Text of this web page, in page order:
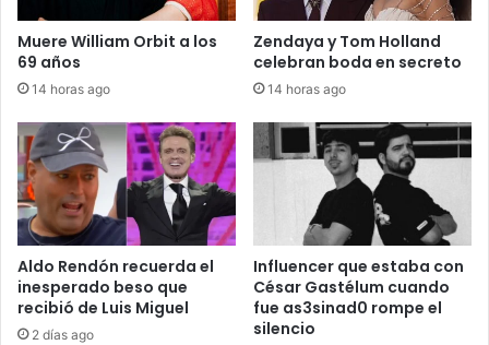
Muere William Orbit a los
69 años
14 horas ago
Zendaya y Tom Holland
celebran boda en secreto
14 horas ago
Aldo Rendón recuerda el
inesperado beso que
recibió de Luis Miguel
2 días ago
Influencer que estaba con
César Gastélum cuando
fue as3sinad0 rompe el
silencio